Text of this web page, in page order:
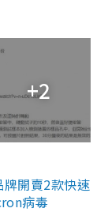
+2
開賣2款快速
病毒